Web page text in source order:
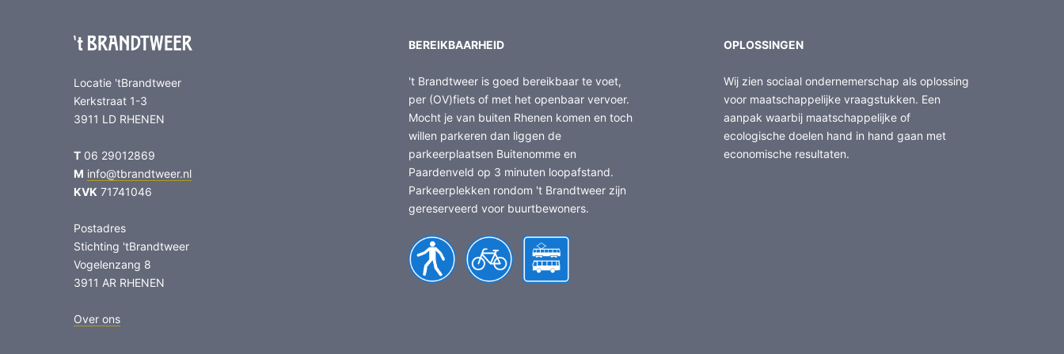
Locatie 'tBrandtweer
Kerkstraat 1-3
3911 LD RHENEN
T 06 29012869
M info@tbrandtweer.nl
KVK 71741046
Postadres
Stichting 'tBrandtweer
Vogelenzang 8
3911 AR RHENEN
Over ons
BEREIKBAARHEID
't Brandtweer is goed bereikbaar te voet,
per (OV)fiets of met het openbaar vervoer.
Mocht je van buiten Rhenen komen en toch
willen parkeren dan liggen de
parkeerplaatsen Buitenomme en
Paardenveld op 3 minuten loopafstand.
Parkeerplekken rondom 't Brandtweer zijn
gereserveerd voor buurtbewoners.
OPLOSSINGEN
Wij zien sociaal ondernemerschap als oplossing
voor maatschappelijke vraagstukken. Een
aanpak waarbij maatschappelijke of
ecologische doelen hand in hand gaan met
economische resultaten.